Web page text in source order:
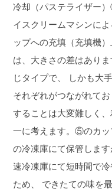
冷却（パステライザー）
イスクリームマシンに
ップへの充填（充填機）
は、大きさの差はあり
じタイプで、 しかも大
それぞれがつながれて
することは大変難しく
一に考えます。⑤のカッ
の冷凍庫にて保管しま
速冷凍庫にて短時間で
ため、 できたての味を